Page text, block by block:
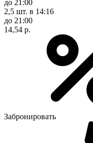
до 21:00
2,5 шт. в 14:16
до 21:00
14,54 р.
Забронировать